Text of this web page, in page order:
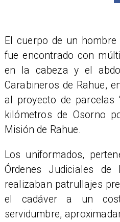
​El cuerpo de un
fue encontrado con
en la cabeza y el
Carabineros de Rahue,
al proyecto de parcelas
kilómetros de Osorno
Misión de Rahue.
Los uniformados,
Órdenes Judiciales de
realizaban patrullajes
el cadáver a un
servidumbre,